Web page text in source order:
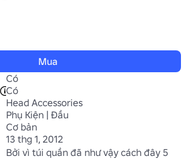
Mua
Có
Có
Head Accessories
Phụ Kiện | Đầu
Cơ bản
13 thg 1, 2012
Bởi vì túi quần đã như vậy cách đây 5